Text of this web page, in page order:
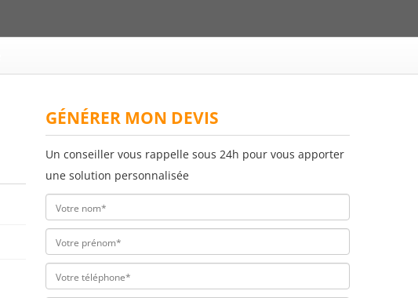
GÉNÉRER MON DEVIS
Un conseiller vous rappelle sous 24h pour vous apporter
une solution personnalisée